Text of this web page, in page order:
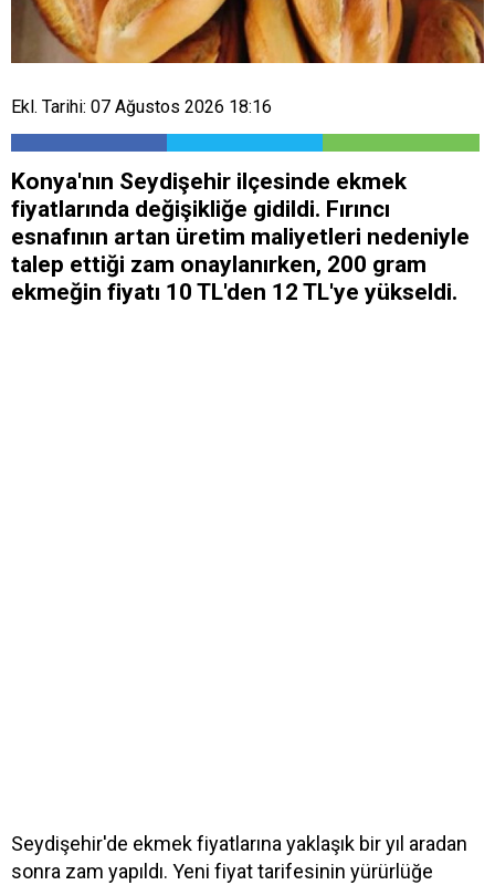
Ekl. Tarihi: 07 Ağustos 2026 18:16
Konya'nın Seydişehir ilçesinde ekmek
fiyatlarında değişikliğe gidildi. Fırıncı
esnafının artan üretim maliyetleri nedeniyle
talep ettiği zam onaylanırken, 200 gram
ekmeğin fiyatı 10 TL'den 12 TL'ye yükseldi.
Seydişehir'de ekmek fiyatlarına yaklaşık bir yıl aradan
sonra zam yapıldı. Yeni fiyat tarifesinin yürürlüğe